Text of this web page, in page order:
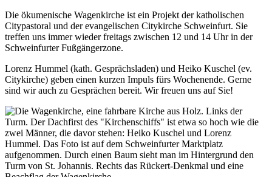
Die ökumenische Wagenkirche ist ein Projekt der katholischen
Citypastoral und der evangelischen Citykirche Schweinfurt. Sie
treffen uns immer wieder freitags zwischen 12 und 14 Uhr in der
Schweinfurter Fußgängerzone.
Lorenz Hummel (kath. Gesprächsladen) und Heiko Kuschel (ev.
Citykirche) geben einen kurzen Impuls fürs Wochenende. Gerne
sind wir auch zu Gesprächen bereit. Wir freuen uns auf Sie!